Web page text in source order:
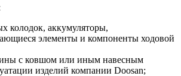
колодок, аккумуляторы,
элементы и компоненты ходовой
с ковшом или иным навесным
изделий компании Doosan;